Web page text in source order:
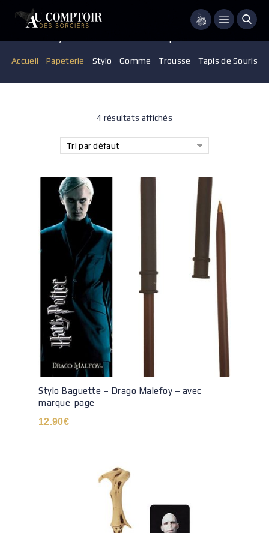
Menu
Accueil /Papeterie Stylo - Gomme - Trousse - Tapis de Souris
4 résultats affichés
Tri par défaut
Stylo Baguette – Drago Malefoy – avec
marque-page
12.90€